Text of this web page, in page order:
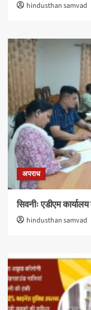
hindusthan samvad
अपराध
सिवनीः एडीएम
hindusthan samvad